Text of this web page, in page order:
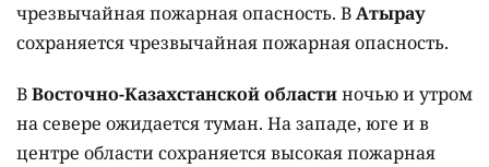
чрезвычайная пожарная опасность. ВАтырау
сохраняется чрезвычайная пожарная опасность.
ВВосточно-Казахстанской областиночью и утром
на севере ожидается туман. На западе, юге и в
центре области сохраняется высокая пожарная